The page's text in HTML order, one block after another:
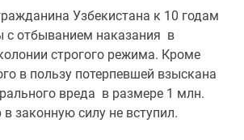
Узбекистана к 10 годам
с отбыванием наказания в
строгого режима. Кроме
в пользу потерпевшей взыскана
вреда в размере 1 млн.
законную силу не вступил.